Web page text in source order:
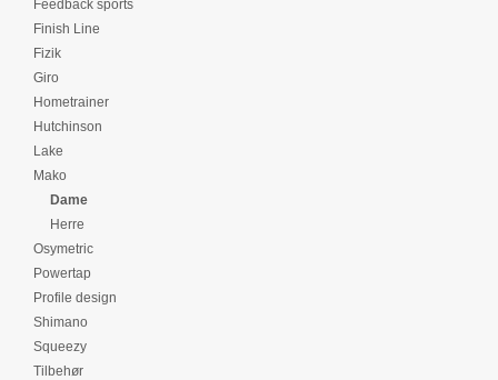
Feedback sports
Finish Line
Fizik
Giro
Hometrainer
Hutchinson
Lake
Mako
Dame
Herre
Osymetric
Powertap
Profile design
Shimano
Squeezy
Tilbehør